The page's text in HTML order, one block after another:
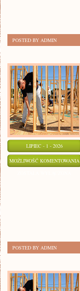
POSTED BY ADMIN
LIPIEC - 1 - 2026
MOŻLIWOŚĆ KOMENTOWANIA
POSTED BY ADMIN